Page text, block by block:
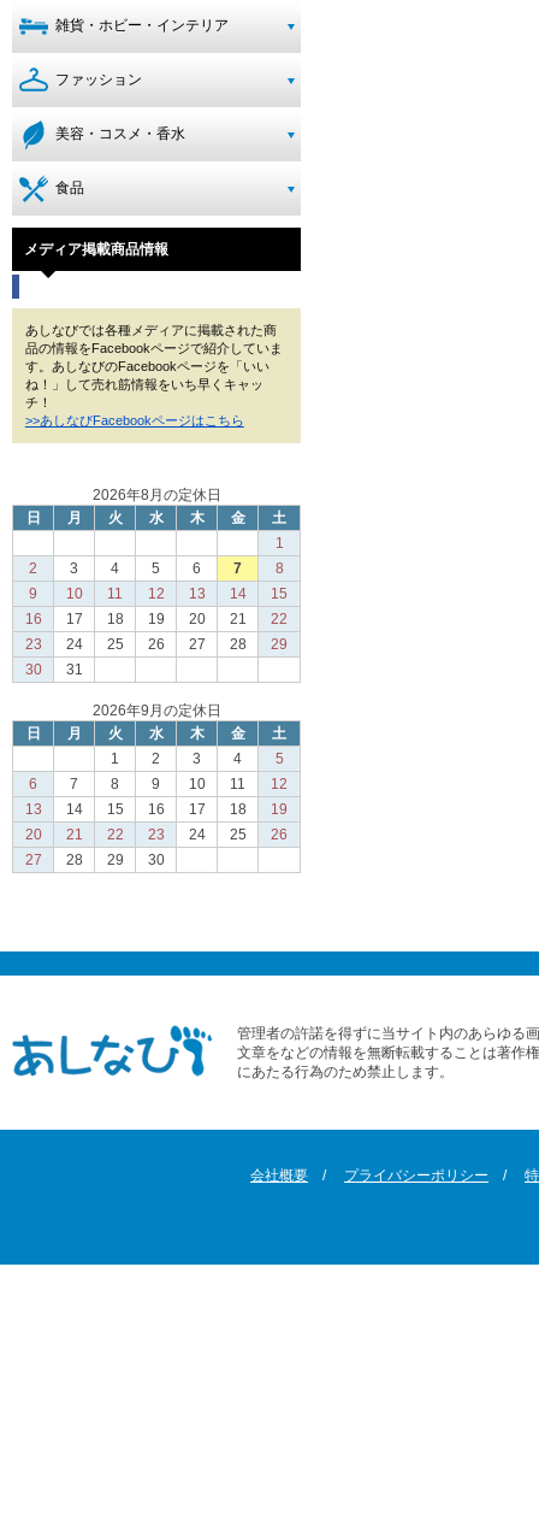
雑貨・ホビー・インテリア
ファッション
美容・コスメ・香水
食品
メディア掲載商品情報
あしなびでは各種メディアに掲載された商
品の情報をFacebookページで紹介していま
す。あしなびのFacebookページを「いい
ね！」して売れ筋情報をいち早くキャッ
チ！
>>あしなびFacebookページはこちら
2026年8月の定休日
日
月 火 水 木 金
土
1
2
3 4 5 6 7
8
9
10 11 12 13 14
15
16
17 18 19 20 21
22
23
24 25 26 27 28
29
30
31
2026年9月の定休日
日
月 火 水 木 金
土
1
2 3 4
5
6
7 8 9 10 11
12
13
14 15 16 17 18
19
20
21 22 23 24 25
26
27
28 29 30
管理者の許諾を得ずに当サイト内のあらゆる
文章をなどの情報を無断転載することは著作
にあたる行為のため禁止します。
会社概要 プライバシーポリシー